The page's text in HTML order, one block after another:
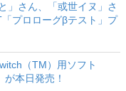
」さん、「或世イヌ」さ
プロローグβテスト」プ
（TM）用ソフト
が本日発売！